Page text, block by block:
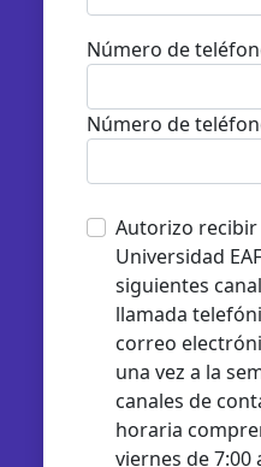
Número de
Número de
Autorizo
Universidad
siguientes
llamada
correo
una vez a la
canales de
horaria
viernes de 7:00